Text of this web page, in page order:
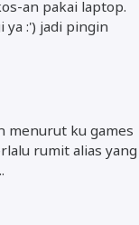
an pakai laptop.
ya :') jadi pingin
menurut ku games
rumit alias yang